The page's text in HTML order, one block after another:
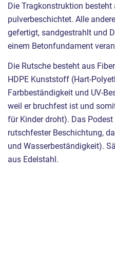
Die Tragkonstruktion
pulverbeschichtet. Alle
gefertigt, sandgestrahlt und
einem Betonfundament
Die Rutsche besteht aus
HDPE Kunststoff (Hart-
Farbbeständigkeit und UV-
weil er bruchfest ist und
für Kinder droht). Das
rutschfester Beschichtung,
und Wasserbeständigkeit).
aus Edelstahl.